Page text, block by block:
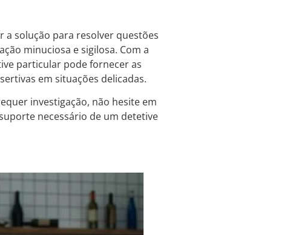
a solução para resolver questões
minuciosa e sigilosa. Com a
particular pode fornecer as
em situações delicadas.
investigação, não hesite em
necessário de um detetive